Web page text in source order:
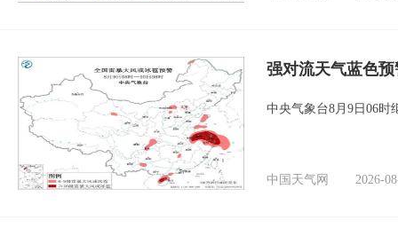
强对流天气蓝色
中央气象台8月9日06时
中国天气网 2026-